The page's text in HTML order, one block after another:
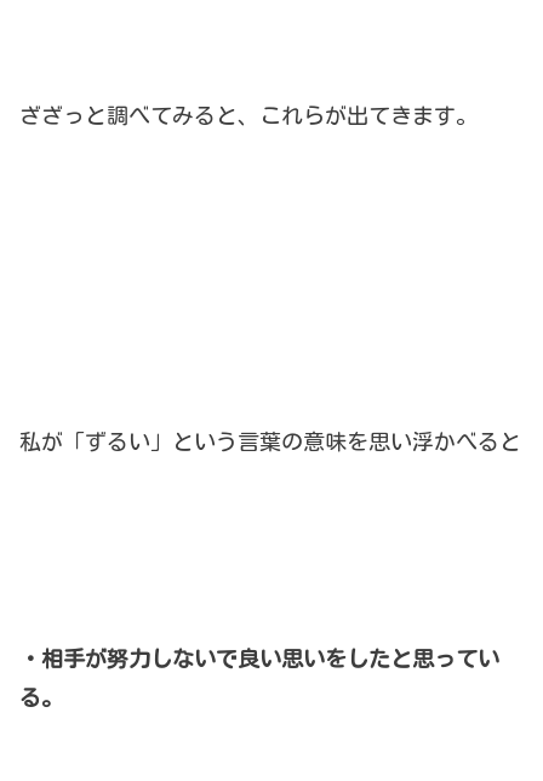
ざざっと調べてみると、これらが出てきます。
私が「ずるい」という言葉の意味を思い浮かべると
・相手が努力しないで良い思いをしたと思ってい
る。